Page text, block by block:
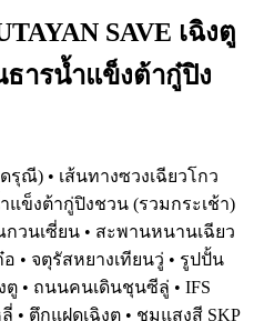
SAVE เฉิงตู
ารน้ำแข็งต้ากู๋ปิง
ณี) • เส้นทางซวงเฉียวโกว
แข็งต้ากู่ปิงชวน (รวมกระเช้า)
กวนเซี่ยน • สะพานหนานเฉียว
• จตุรัสหยางเทียนวู่ • รูปปั้น
ตู • ถนนคนเดินชุนซีลู่ • IFS
• ตึกแฝดเฉิงตู • ชมแสงสี SKP